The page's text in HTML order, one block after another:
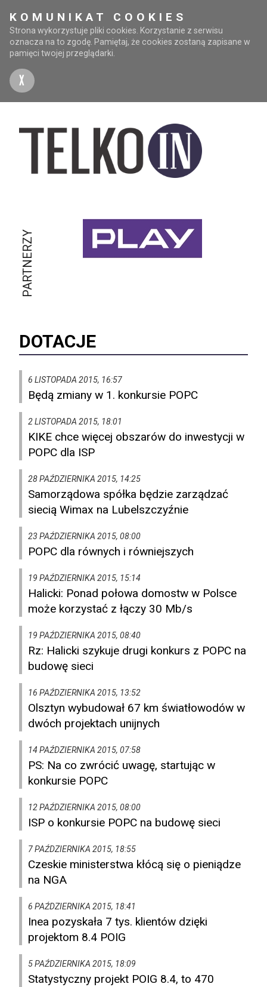
KOMUNIKAT COOKIES
Strona wykorzystuje pliki cookies. Korzystanie z serwisu
oznacza na to zgodę. Pamiętaj, że cookies zostaną zapisane w
pamięci twojej przeglądarki.
X
PARTNERZY
DOTACJE
6 LISTOPADA 2015, 16:57
Będą zmiany w 1. konkursie POPC
2 LISTOPADA 2015, 18:01
KIKE chce więcej obszarów do inwestycji w
POPC dla ISP
28 PAŹDZIERNIKA 2015, 14:25
Samorządowa spółka będzie zarządzać
siecią Wimax na Lubelszczyźnie
23 PAŹDZIERNIKA 2015, 08:00
POPC dla równych i równiejszych
19 PAŹDZIERNIKA 2015, 15:14
Halicki: Ponad połowa domostw w Polsce
może korzystać z łączy 30 Mb/s
19 PAŹDZIERNIKA 2015, 08:40
Rz: Halicki szykuje drugi konkurs z POPC na
budowę sieci
16 PAŹDZIERNIKA 2015, 13:52
Olsztyn wybudował 67 km światłowodów w
dwóch projektach unijnych
14 PAŹDZIERNIKA 2015, 07:58
PS: Na co zwrócić uwagę, startując w
konkursie POPC
12 PAŹDZIERNIKA 2015, 08:00
ISP o konkursie POPC na budowę sieci
7 PAŹDZIERNIKA 2015, 18:55
Czeskie ministerstwa kłócą się o pieniądze
na NGA
6 PAŹDZIERNIKA 2015, 18:41
Inea pozyskała 7 tys. klientów dzięki
projektom 8.4 POIG
5 PAŹDZIERNIKA 2015, 18:09
Statystyczny projekt POIG 8.4, to 470